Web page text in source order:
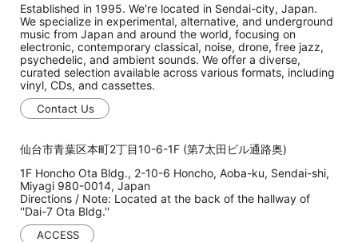
Established in 1995. We're located in Sendai-city, Japan.
We specialize in experimental, alternative, and underground
music from Japan and around the world, focusing on
electronic, contemporary classical, noise, drone, free jazz,
psychedelic, and ambient sounds. We offer a diverse,
curated selection available across various formats, including
vinyl, CDs, and cassettes.
Contact Us
仙台市青葉区本町2丁目10-6-1F (第7太田ビル通路奥)
1F Honcho Ota Bldg., 2-10-6 Honcho, Aoba-ku, Sendai-shi,
Miyagi 980-0014, Japan
Directions / Note: Located at the back of the hallway of
''Dai-7 Ota Bldg.''
ACCESS